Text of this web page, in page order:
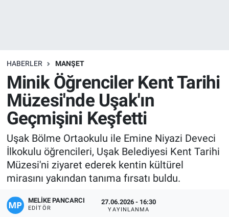
HABERLER MANŞET
Minik Öğrenciler Kent Tarihi
Müzesi'nde Uşak'ın
Geçmişini Keşfetti
Uşak Bölme Ortaokulu ile Emine Niyazi Deveci
İlkokulu öğrencileri, Uşak Belediyesi Kent Tarihi
Müzesi'ni ziyaret ederek kentin kültürel
mirasını yakından tanıma fırsatı buldu.
MELIKE PANCARCI
EDITÖR
27.06.2026 - 16:30
YAYINLANMA
Köşe Yazarları
Kültür Sanat
Manşet
Resmi İlanlar
Sağlık
Son Dakika